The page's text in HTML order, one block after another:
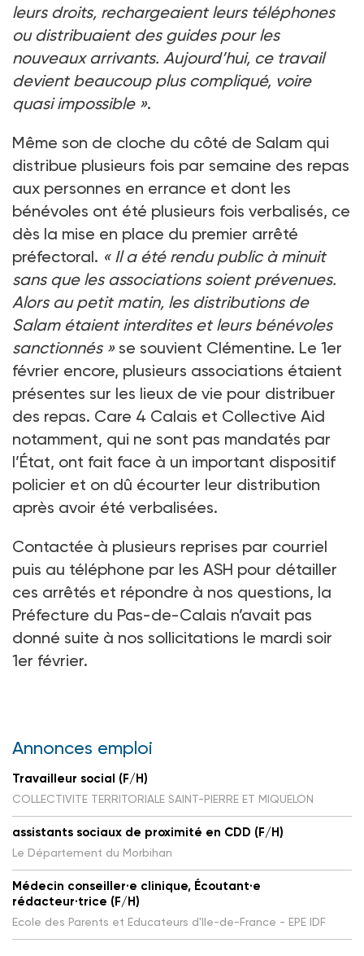
leurs droits, rechargeaient leurs téléphones
ou distribuaient des guides pour les
nouveaux arrivants. Aujourd’hui, ce travail
devient beaucoup plus compliqué, voire
quasi impossible ».
Même son de cloche du côté de Salam qui
distribue plusieurs fois par semaine des repas
aux personnes en errance et dont les
bénévoles ont été plusieurs fois verbalisés, ce
dès la mise en place du premier arrêté
préfectoral. « Il a été rendu public à minuit
sans que les associations soient prévenues.
Alors au petit matin, les distributions de
Salam étaient interdites et leurs bénévoles
sanctionnés »se souvient Clémentine. Le 1er
février encore, plusieurs associations étaient
présentes sur les lieux de vie pour distribuer
des repas. Care 4 Calais et Collective Aid
notamment, qui ne sont pas mandatés par
l’État, ont fait face à un important dispositif
policier et on dû écourter leur distribution
après avoir été verbalisées.
Contactée à plusieurs reprises par courriel
puis au téléphone par les ASH pour détailler
ces arrêtés et répondre à nos questions, la
Préfecture du Pas-de-Calais n’avait pas
donné suite à nos sollicitations le mardi soir
1er février.
Annonces emploi
Travailleur social (F/H)
COLLECTIVITE TERRITORIALE SAINT-PIERRE ET MIQUELON
assistants sociaux de proximité en CDD (F/H)
Le Département du Morbihan
Médecin conseiller·e clinique, Écoutant·e
rédacteur·trice (F/H)
Ecole des Parents et Educateurs d'Ile-de-France - EPE IDF